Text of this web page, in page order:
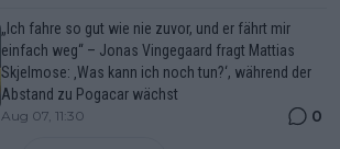
„Ich fahre so gut wie nie zuvor, und er fährt mir
einfach weg“ – Jonas Vingegaard fragt Mattias
Skjelmose: ‚Was kann ich noch tun?‘, während der
Abstand zu Pogacar wächst
Aug 07, 11:30 0